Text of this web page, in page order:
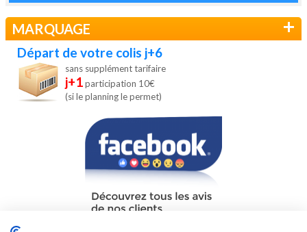
+
MARQUAGE
Départ de votre colis j+6
sans supplément tarifaire
j+1participation 10€
(si le planning le permet)